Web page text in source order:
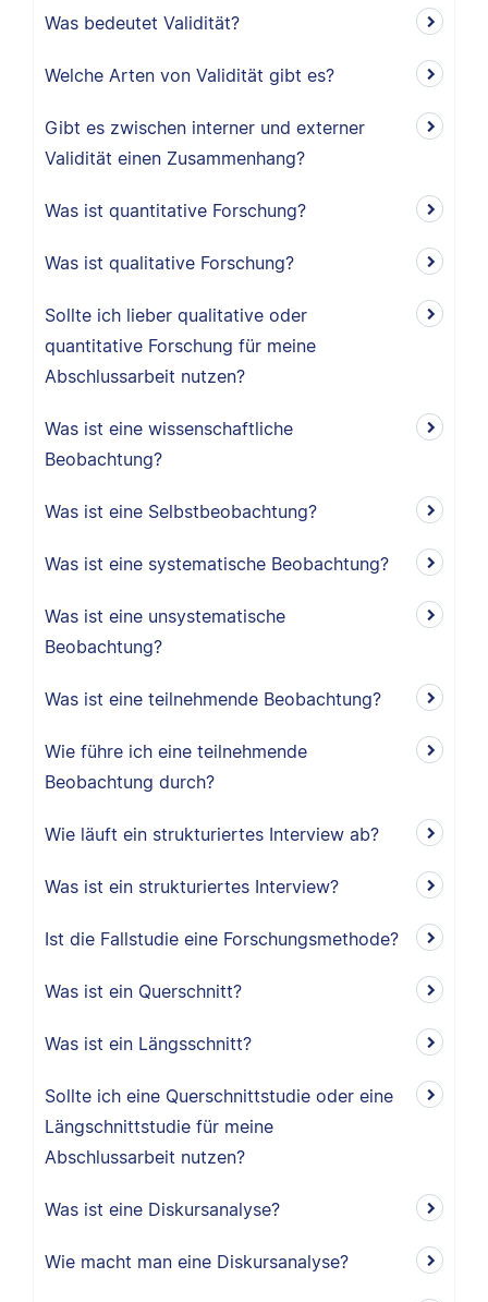
Was bedeutet Validität?
Welche Arten von Validität gibt es?
Gibt es zwischen interner und externer
Validität einen Zusammenhang?
Was ist quantitative Forschung?
Was ist qualitative Forschung?
Sollte ich lieber qualitative oder
quantitative Forschung für meine
Abschlussarbeit nutzen?
Was ist eine wissenschaftliche
Beobachtung?
Was ist eine Selbstbeobachtung?
Was ist eine systematische Beobachtung?
Was ist eine unsystematische
Beobachtung?
Was ist eine teilnehmende Beobachtung?
Wie führe ich eine teilnehmende
Beobachtung durch?
Wie läuft ein strukturiertes Interview ab?
Was ist ein strukturiertes Interview?
Ist die Fallstudie eine Forschungsmethode?
Was ist ein Querschnitt?
Was ist ein Längsschnitt?
Sollte ich eine Querschnittstudie oder eine
Längschnittstudie für meine
Abschlussarbeit nutzen?
Was ist eine Diskursanalyse?
Wie macht man eine Diskursanalyse?